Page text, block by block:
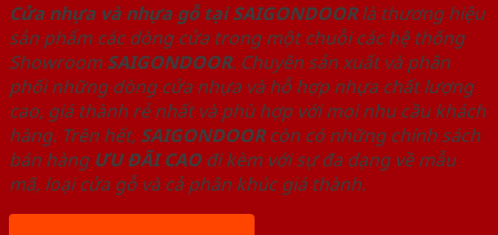
Cửa nhựa và nhựa gỗ tại SAIGONDOORlà thương hiệu
sản phẩm các dòng cửa trong một chuỗi các hệ thống
Showroom SAIGONDOOR. Chuyên sản xuất và phân
phối những dòng cửa nhựa và hỗ hợp nhựa chất lượng
cao, giá thành rẻ nhất và phù hợp với mọi nhu cầu khách
hàng. Trên hết, SAIGONDOORcòn có những chính sách
bán hàng ƯU ĐÃI CAOđi kèm với sự đa dạng về mẫu
mã, loại cửa gỗ và cả phân khúc giá thành.